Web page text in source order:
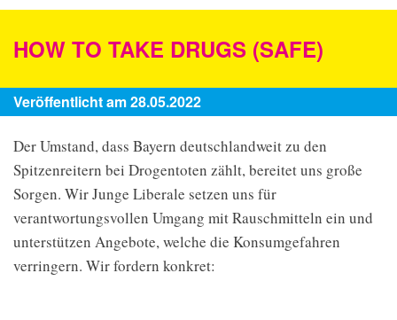
HOW TO TAKE DRUGS (SAFE)
Veröffentlicht am 28.05.2022
Der Umstand, dass Bayern deutschlandweit zu den
Spitzenreitern bei Drogentoten zählt, bereitet uns große
Sorgen. Wir Junge Liberale setzen uns für
verantwortungsvollen Umgang mit Rauschmitteln ein und
unterstützen Angebote, welche die Konsumgefahren
verringern. Wir fordern konkret: